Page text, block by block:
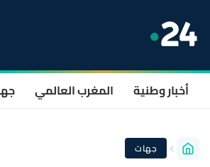
أخبار وطنية المغرب العالمي
جهات